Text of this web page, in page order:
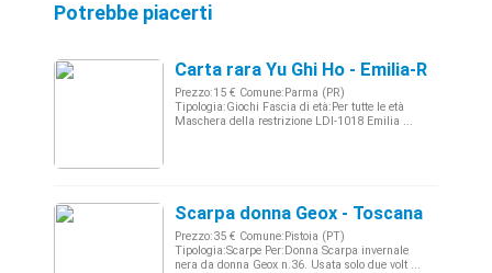
Potrebbe piacerti
Carta rara Yu Ghi Ho - Emilia-
Prezzo:15 € Comune:Parma (PR)
Tipologia:Giochi Fascia di età:Per tutte le età
Maschera della restrizione LDI-1018 Emilia ...
Scarpa donna Geox - Toscana
Prezzo:35 € Comune:Pistoia (PT)
Tipologia:Scarpe Per:Donna Scarpa invernale
nera da donna Geox n.36. Usata solo due volt ...